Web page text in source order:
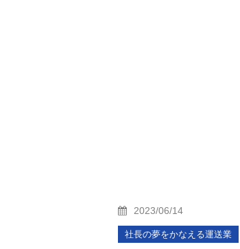
2023/06/14
社長の夢をかなえる運送業